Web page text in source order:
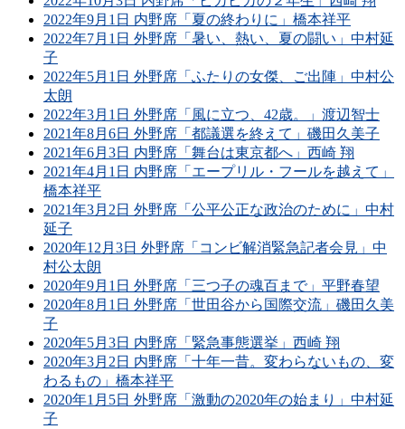
2022年9月1日 内野席「夏の終わりに」橋本祥平
2022年7月1日 外野席「暑い、熱い、夏の闘い」中村延
子
2022年5月1日 外野席「ふたりの女傑、ご出陣」中村公
太朗
2022年3月1日 外野席「風に立つ、42歳。」渡辺智士
2021年8月6日 外野席「都議選を終えて」磯田久美子
2021年6月3日 内野席「舞台は東京都へ」西崎 翔
2021年4月1日 内野席「エープリル・フールを越えて」
橋本祥平
2021年3月2日 外野席「公平公正な政治のために」中村
延子
2020年12月3日 外野席「コンビ解消緊急記者会見」中
村公太朗
2020年9月1日 外野席「三つ子の魂百まで」平野春望
2020年8月1日 外野席「世田谷から国際交流」磯田久美
子
2020年5月3日 内野席「緊急事態選挙」西崎 翔
2020年3月2日 内野席「十年一昔。変わらないもの、変
わるもの」橋本祥平
2020年1月5日 外野席「激動の2020年の始まり」中村延
子